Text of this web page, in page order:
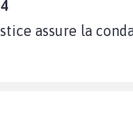
assure la